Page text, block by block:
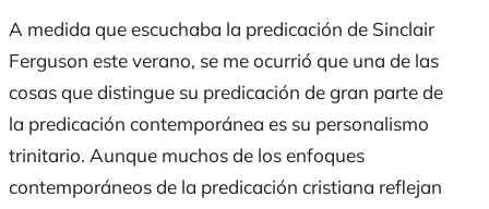
A medida que escuchaba la predicación de Sinclair
Ferguson este verano, se me ocurrió que una de las
cosas que distingue su predicación de gran parte de
la predicación contemporánea es su personalismo
trinitario. Aunque muchos de los enfoques
contemporáneos de la predicación cristiana reflejan